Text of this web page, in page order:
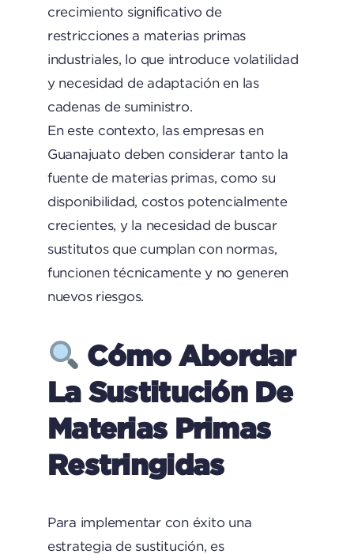
crecimiento significativo de
restricciones a materias primas
industriales, lo que introduce volatilidad
y necesidad de adaptación en las
cadenas de suministro.
En este contexto, las empresas en
Guanajuato deben considerar tanto la
fuente de materias primas, como su
disponibilidad, costos potencialmente
crecientes, y la necesidad de buscar
sustitutos que cumplan con normas,
funcionen técnicamente y no generen
nuevos riesgos.
Cómo Abordar
La Sustitución De
Materias Primas
Restringidas
Para implementar con éxito una
estrategia de sustitución, es